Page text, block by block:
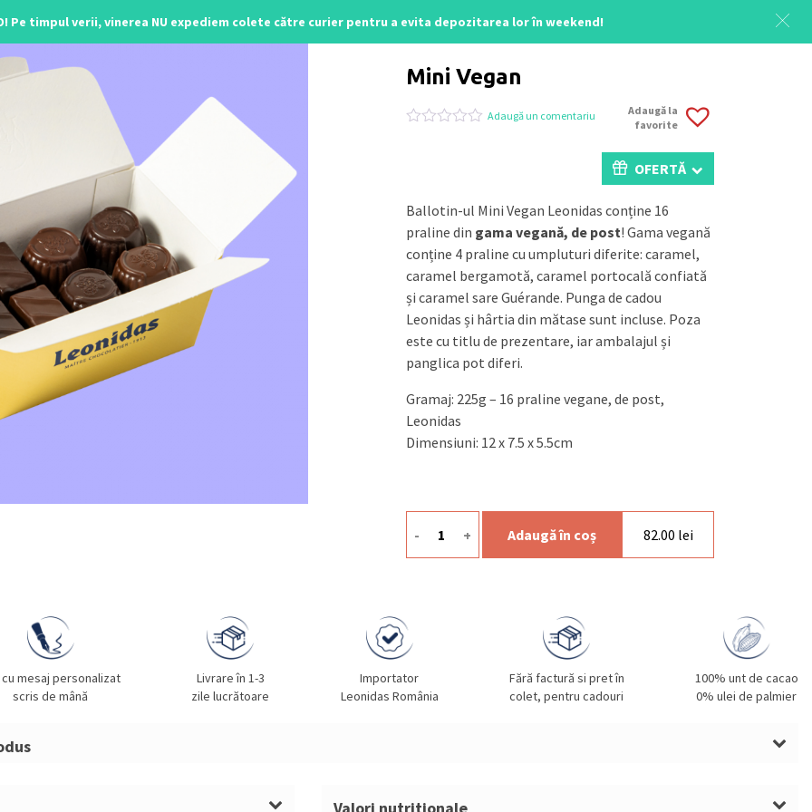
Pe timpul verii, vinerea NU expediem colete către curier pentru a evita depozitarea lor în weekend!
Mini Vegan
pe
a
evaluări
la
clienți
Adaugă un comentariu
Adaugă la
favorite
OFERTĂ
Ballotin-ul Mini Vegan Leonidas conține 16
praline din gama vegană, de post! Gama vegană
conține 4 praline cu umpluturi diferite: caramel,
caramel bergamotă, caramel portocală confiată
și caramel sare Guérande. Punga de cadou
Leonidas și hârtia din mătase sunt incluse. Poza
este cu titlu de prezentare, iar ambalajul și
panglica pot diferi.
Gramaj: 225g – 16 praline vegane, de post,
Leonidas
Dimensiuni: 12 x 7.5 x 5.5cm
Cantitate Mini Vegan
- + Adaugă în coș 82.00 lei
cu mesaj personalizat
scris de mână
Livrare în 1-3
zile lucrătoare
Importator
Leonidas România
Fără factură si pret în
colet, pentru cadouri
100% unt de cacao
0% ulei de palmier